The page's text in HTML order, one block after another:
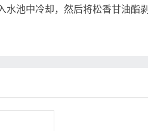
池中冷却，然后将松香甘油酯剥